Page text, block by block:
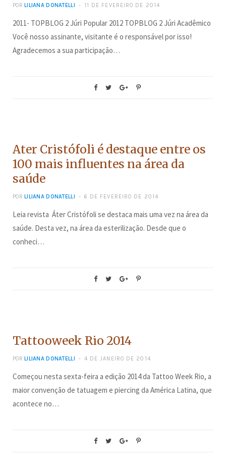
POR LILIANA DONATELLI 11 DE FEVEREIRO DE 2014
2011- TOPBLOG 2 Júri Popular 2012 TOPBLOG 2 Júri Acadêmico
Você nosso assinante, visitante é o responsável por isso!
Agradecemos a sua participação…
Ater Cristófoli é destaque entre os
100 mais influentes na área da
saúde
POR LILIANA DONATELLI 6 DE FEVEREIRO DE 2014
Leia revista Áter Cristófoli se destaca mais uma vez na área da
saúde. Desta vez, na área da esterilização. Desde que o
conheci…
Tattooweek Rio 2014
POR LILIANA DONATELLI 4 DE JANEIRO DE 2014
Começou nesta sexta-feira a edição 2014 da Tattoo Week Rio, a
maior convenção de tatuagem e piercing da América Latina, que
acontece no…